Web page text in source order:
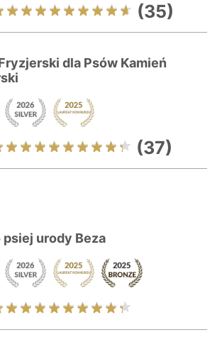
(35)
dla Psów Kamień
(37)
psiej urody Beza